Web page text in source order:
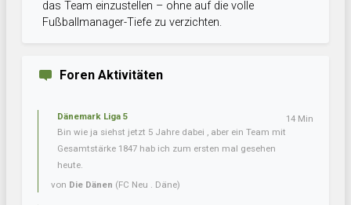
das Team einzustellen – ohne auf die volle
Fußballmanager-Tiefe zu verzichten.
Foren Aktivitäten
Dänemark Liga 5
Bin wie ja siehst jetzt 5 Jahre dabei , aber ein Team mit
Gesamtstärke 1847 hab ich zum ersten mal gesehen
heute.
von Die Dänen (FC Neu . Däne)
14 Min